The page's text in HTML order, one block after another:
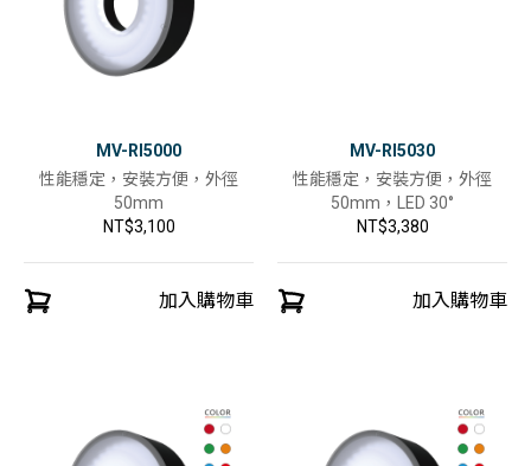
MV-RI5000
性能穩定，安裝方便，外徑
50mm
NT$3,100
加入購物車
MV-RI5030
性能穩定，安裝方便，外徑
50mm，LED 30°
NT$3,380
加入購物車